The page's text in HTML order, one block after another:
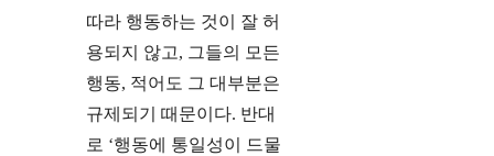
따라 행동하는 것이 잘 허
용되지 않고, 그들의 모든
행동, 적어도 그 대부분은
규제되기 때문이다. 반대
로 ‘행동에 통일성이 드물